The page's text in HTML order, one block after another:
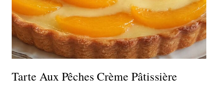
Tarte Aux Pêches Crème Pâtissière